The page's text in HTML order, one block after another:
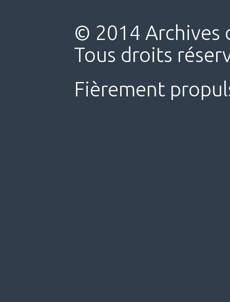
© 2014 Archives
Tous droits
Fièrement